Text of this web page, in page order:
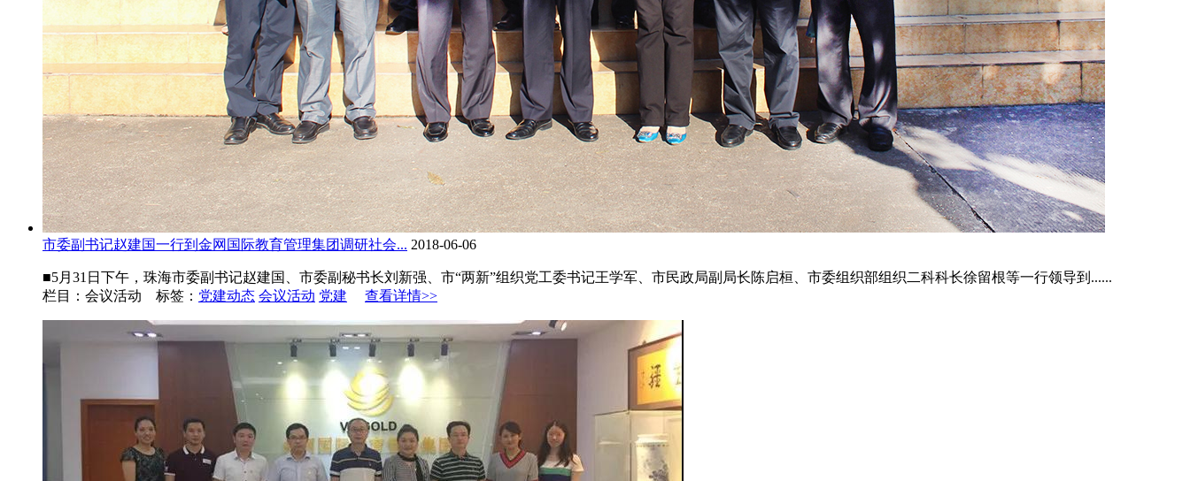
市委副书记赵建国一行到金网国际教育管理集团调研社会... 2018-06-06
■5月31日下午，珠海市委副书记赵建国、市委副秘书长刘新强、市“两新”组织党工委书记王学军、市民政局副局长陈启桓、市委组织部组织二科科长徐留根等一行领导到......
栏目：会议活动 标签： 党建动态 会议活动 党建 查看详情>>